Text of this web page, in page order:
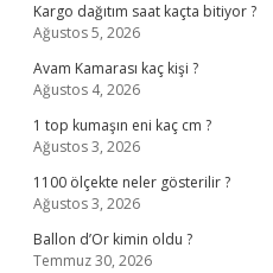
Kargo dağıtım saat kaçta bitiyor ?
Ağustos 5, 2026
Avam Kamarası kaç kişi ?
Ağustos 4, 2026
1 top kumaşın eni kaç cm ?
Ağustos 3, 2026
1100 ölçekte neler gösterilir ?
Ağustos 3, 2026
Ballon d’Or kimin oldu ?
Temmuz 30, 2026